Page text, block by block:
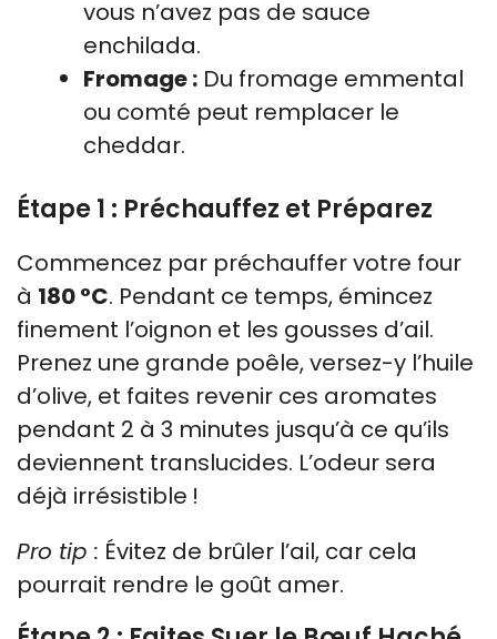
vous n’avez pas de sauce
enchilada.
Fromage : Du fromage emmental
ou comté peut remplacer le
cheddar.
Étape 1 : Préchauffez et Préparez
Commencez par préchauffer votre four
à 180 °C. Pendant ce temps, émincez
finement l’oignon et les gousses d’ail.
Prenez une grande poêle, versez-y l’huile
d’olive, et faites revenir ces aromates
pendant 2 à 3 minutes jusqu’à ce qu’ils
deviennent translucides. L’odeur sera
déjà irrésistible !
Pro tip : Évitez de brûler l’ail, car cela
pourrait rendre le goût amer.